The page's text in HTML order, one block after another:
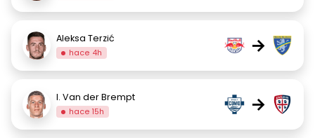
Aleksa Terzić
hace 4h →
I. Van der Brempt
hace 15h →